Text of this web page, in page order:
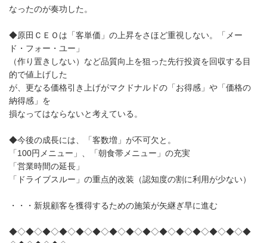
なったのが奏功した。
◆原田ＣＥＯは「客単価」の上昇をさほど重視しない。「メー
ド・フォー・ユー」
（作り置きしない）など品質向上を狙った先行投資を回収する目
的で値上げした
が、更なる価格引き上げがマクドナルドの「お得感」や「価格の
納得感」を
損なってはならないと考えている。
◆今後の成長には、「客数増」が不可欠と。
「100円メニュー」、「朝食帯メニュー」の充実
「営業時間の延長」
「ドライブスルー」の重点的改装（認知度の割に利用が少ない）
・・・新規顧客を獲得するための施策が矢継ぎ早に進む
◆◇◆◇◆◇◆◇◆◇◆◇◆◇◆◇◆◇◆◇◆◇◆◇◆◇◆◇◆